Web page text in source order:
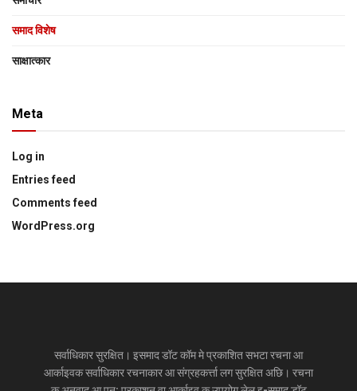
समाद विशेष
साक्षात्‍कार
Meta
Log in
Entries feed
Comments feed
WordPress.org
सर्वाधिकार सुरक्षित। इसमाद डॉट कॉम मे प्रकाशित सभटा रचना आ
आर्काइवक सर्वाधिकार रचनाकार आ संग्रहकर्त्ता लग सुरक्षित अछि। रचना